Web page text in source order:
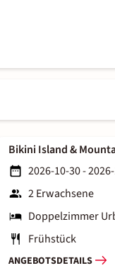
Bikini Island &
2026-10-30 -
2 Erwachsene
Doppelzimmer
Frühstück
ANGEBOTSDETAILS